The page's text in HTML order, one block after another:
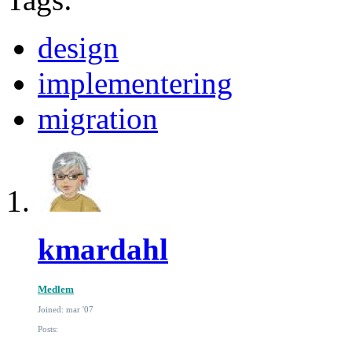
design
implementering
migration
kmardahl
Medlem
Joined: mar '07
Posts: